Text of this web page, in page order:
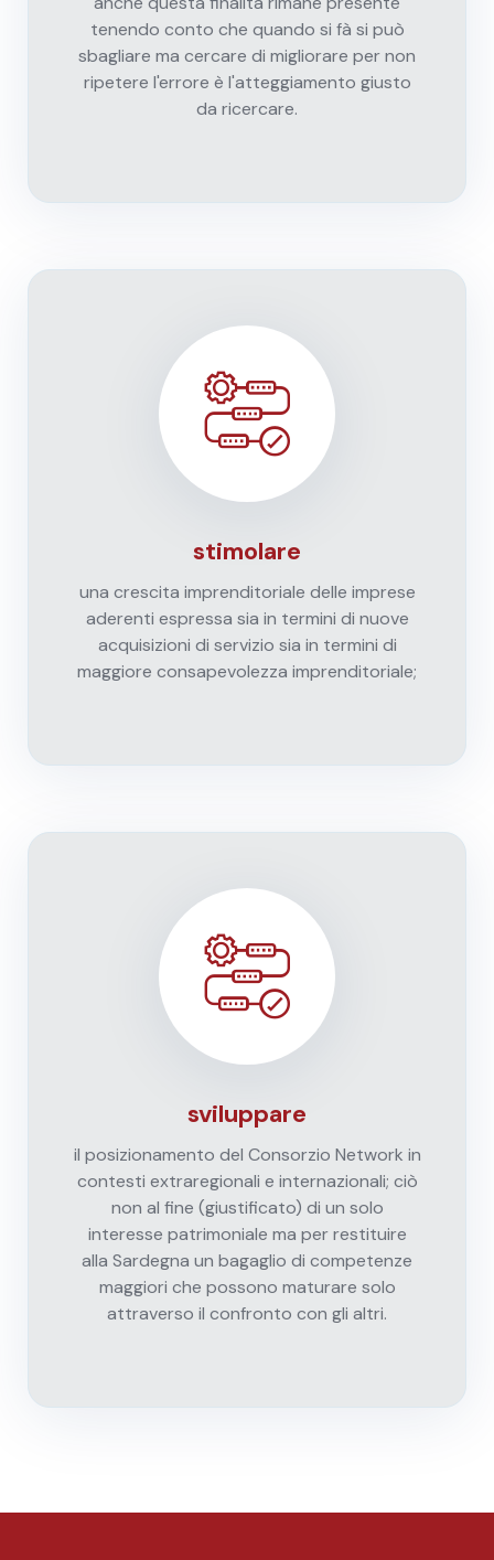
tenendo conto che quando si fà si può
sbagliare ma cercare di migliorare per non
ripetere l'errore è l'atteggiamento giusto
da ricercare.
stimolare
una crescita imprenditoriale delle imprese
aderenti espressa sia in termini di nuove
acquisizioni di servizio sia in termini di
maggiore consapevolezza imprenditoriale;
sviluppare
il posizionamento del Consorzio Network in
contesti extraregionali e internazionali; ciò
non al fine (giustificato) di un solo
interesse patrimoniale ma per restituire
alla Sardegna un bagaglio di competenze
maggiori che possono maturare solo
attraverso il confronto con gli altri.